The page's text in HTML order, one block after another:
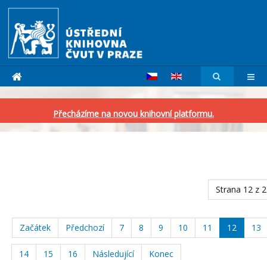
Přecházíme na novou knihovní platformu.
Strana 12 z
Začátek Předchozí 7 8 9 10 11 12 13
14 15 16 Následující Konec